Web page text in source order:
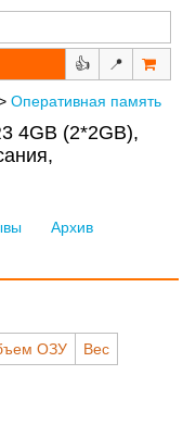
👍 📍
Оперативная память
4GB (2*2GB),
Архив
ОЗУ Вес